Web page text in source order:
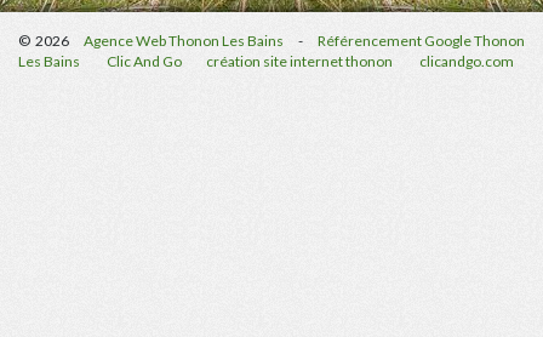
© 2026 Agence Web Thonon Les Bains -
Référencement Google Thonon
Les Bains
Clic And Go création site internet thonon clicandgo.com